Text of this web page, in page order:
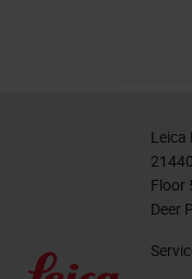
Leica
Floor
Deer